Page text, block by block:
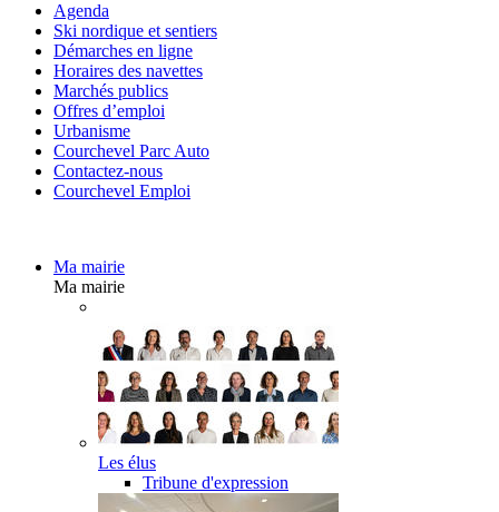
Agenda
Ski nordique et sentiers
Démarches en ligne
Horaires des navettes
Marchés publics
Offres d’emploi
Urbanisme
Courchevel Parc Auto
Contactez-nous
Courchevel Emploi
Ma mairie
Ma mairie
Les élus
Tribune d'expression